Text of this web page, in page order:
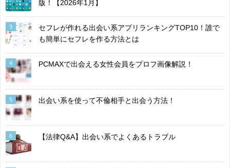
版！【2026年1月】
3
セフレが作れる出会い系アプリランキングTOP10！誰で
も簡単にセフレを作る方法とは
4 PCMAXで出会える女性会員をプロフ画像解説！
5 出会い系を使って不倫相手と出会う方法！
6 【法律Q&A】出会い系でよくあるトラブル